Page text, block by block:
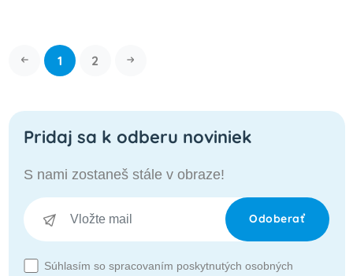
1 2
Pridaj sa k odberu noviniek
S nami zostaneš stále v obraze!
Odoberať
Súhlasím so spracovaním poskytnutých osobných